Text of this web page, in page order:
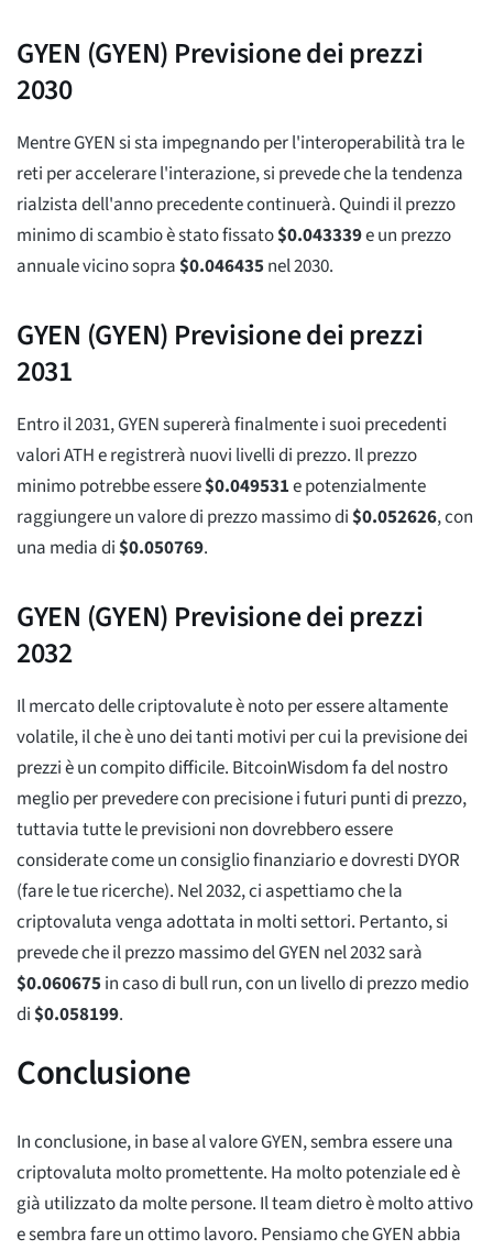
GYEN (GYEN) Previsione dei prezzi
2030
Mentre GYEN si sta impegnando per l'interoperabilità tra le
reti per accelerare l'interazione, si prevede che la tendenza
rialzista dell'anno precedente continuerà. Quindi il prezzo
minimo di scambio è stato fissato$0.043339e un prezzo
annuale vicino sopra$0.046435nel 2030.
GYEN (GYEN) Previsione dei prezzi
2031
Entro il 2031, GYEN supererà finalmente i suoi precedenti
valori ATH e registrerà nuovi livelli di prezzo. Il prezzo
minimo potrebbe essere$0.049531e potenzialmente
raggiungere un valore di prezzo massimo di$0.052626, con
una media di$0.050769.
GYEN (GYEN) Previsione dei prezzi
2032
Il mercato delle criptovalute è noto per essere altamente
volatile, il che è uno dei tanti motivi per cui la previsione dei
prezzi è un compito difficile. BitcoinWisdom fa del nostro
meglio per prevedere con precisione i futuri punti di prezzo,
tuttavia tutte le previsioni non dovrebbero essere
considerate come un consiglio finanziario e dovresti DYOR
(fare le tue ricerche). Nel 2032, ci aspettiamo che la
criptovaluta venga adottata in molti settori. Pertanto, si
prevede che il prezzo massimo del GYEN nel 2032 sarà
$0.060675in caso di bull run, con un livello di prezzo medio
di$0.058199.
Conclusione
In conclusione, in base al valore GYEN, sembra essere una
criptovaluta molto promettente. Ha molto potenziale ed è
già utilizzato da molte persone. Il team dietro è molto attivo
e sembra fare un ottimo lavoro. Pensiamo che GYEN abbia